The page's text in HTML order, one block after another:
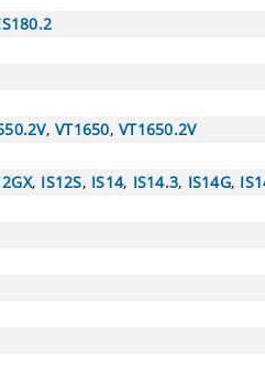
, VT1650, VT1650.2V
, IS12S, IS14, IS14.3, IS14G,